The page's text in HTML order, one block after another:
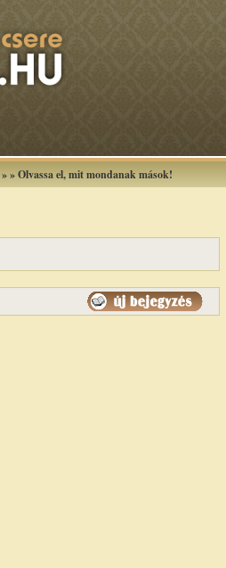
»»Olvassa el, mit mondanak mások!